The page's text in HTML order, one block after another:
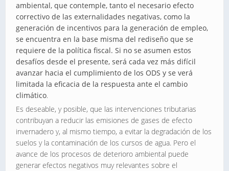
ambiental, que contemple, tanto el necesario efecto
correctivo de las externalidades negativas, como la
generación de incentivos para la generación de empleo,
se encuentra en la base misma del rediseño que se
requiere de la política fiscal. Si no se asumen estos
desafíos desde el presente, será cada vez más difícil
avanzar hacia el cumplimiento de los ODS y se verá
limitada la eficacia de la respuesta ante el cambio
climático.
Es deseable, y posible, que las intervenciones tributarias
contribuyan a reducir las emisiones de gases de efecto
invernadero y, al mismo tiempo, a evitar la degradación de los
suelos y la contaminación de los cursos de agua. Pero el
avance de los procesos de deterioro ambiental puede
generar efectos negativos muy relevantes sobre el